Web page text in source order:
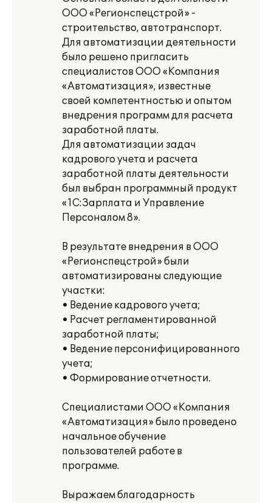
ООО «Регионспецстрой» -
строительство, автотранспорт.
Для автоматизации деятельности
было решено пригласить
специалистов ООО «Компания
«Автоматизация», известные
своей компетентностью и опытом
внедрения программ для расчета
заработной платы.
Для автоматизации задач
кадрового учета и расчета
заработной платы деятельности
был выбран программный продукт
«1С:Зарплата и Управление
Персоналом 8».
В результате внедрения в ООО
«Регионспецстрой» были
автоматизированы следующие
участки:
• Ведение кадрового учета;
• Расчет регламентированной
заработной платы;
• Ведение персонифицированного
учета;
• Формирование отчетности.
Специалистами ООО «Компания
«Автоматизация» было проведено
начальное обучение
пользователей работе в
программе.
Выражаем благодарность